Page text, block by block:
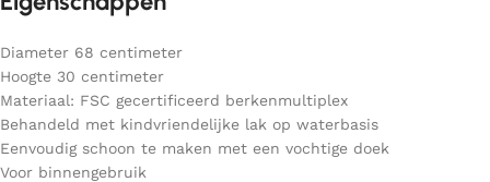
Diameter 68 centimeter
Hoogte 30 centimeter
Materiaal: FSC gecertificeerd berkenmultiplex
Behandeld met kindvriendelijke lak op waterbasis
Eenvoudig schoon te maken met een vochtige doek
Voor binnengebruik